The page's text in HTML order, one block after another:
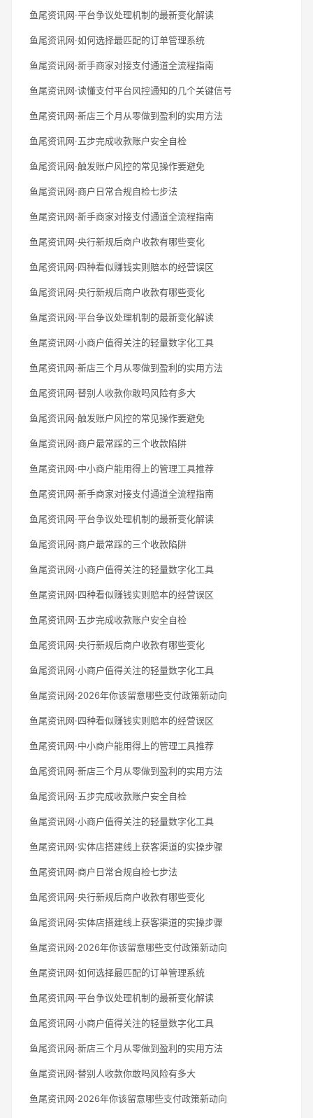
鱼尾资讯网·平台争议处理机制的最新变化解读
鱼尾资讯网·如何选择最匹配的订单管理系统
鱼尾资讯网·新手商家对接支付通道全流程指南
鱼尾资讯网·读懂支付平台风控通知的几个关键信号
鱼尾资讯网·新店三个月从零做到盈利的实用方法
鱼尾资讯网·五步完成收款账户安全自检
鱼尾资讯网·触发账户风控的常见操作要避免
鱼尾资讯网·商户日常合规自检七步法
鱼尾资讯网·新手商家对接支付通道全流程指南
鱼尾资讯网·央行新规后商户收款有哪些变化
鱼尾资讯网·四种看似赚钱实则赔本的经营误区
鱼尾资讯网·央行新规后商户收款有哪些变化
鱼尾资讯网·平台争议处理机制的最新变化解读
鱼尾资讯网·小商户值得关注的轻量数字化工具
鱼尾资讯网·新店三个月从零做到盈利的实用方法
鱼尾资讯网·替别人收款你敢吗风险有多大
鱼尾资讯网·触发账户风控的常见操作要避免
鱼尾资讯网·商户最常踩的三个收款陷阱
鱼尾资讯网·中小商户能用得上的管理工具推荐
鱼尾资讯网·新手商家对接支付通道全流程指南
鱼尾资讯网·平台争议处理机制的最新变化解读
鱼尾资讯网·商户最常踩的三个收款陷阱
鱼尾资讯网·小商户值得关注的轻量数字化工具
鱼尾资讯网·四种看似赚钱实则赔本的经营误区
鱼尾资讯网·五步完成收款账户安全自检
鱼尾资讯网·央行新规后商户收款有哪些变化
鱼尾资讯网·小商户值得关注的轻量数字化工具
鱼尾资讯网·2026年你该留意哪些支付政策新动向
鱼尾资讯网·四种看似赚钱实则赔本的经营误区
鱼尾资讯网·中小商户能用得上的管理工具推荐
鱼尾资讯网·新店三个月从零做到盈利的实用方法
鱼尾资讯网·五步完成收款账户安全自检
鱼尾资讯网·小商户值得关注的轻量数字化工具
鱼尾资讯网·实体店搭建线上获客渠道的实操步骤
鱼尾资讯网·商户日常合规自检七步法
鱼尾资讯网·央行新规后商户收款有哪些变化
鱼尾资讯网·实体店搭建线上获客渠道的实操步骤
鱼尾资讯网·2026年你该留意哪些支付政策新动向
鱼尾资讯网·如何选择最匹配的订单管理系统
鱼尾资讯网·平台争议处理机制的最新变化解读
鱼尾资讯网·小商户值得关注的轻量数字化工具
鱼尾资讯网·新店三个月从零做到盈利的实用方法
鱼尾资讯网·替别人收款你敢吗风险有多大
鱼尾资讯网·2026年你该留意哪些支付政策新动向